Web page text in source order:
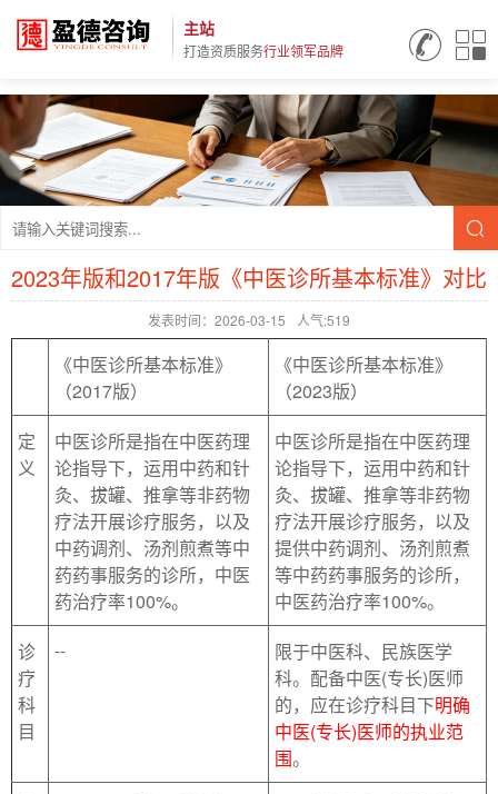
主站
打造资质服务行业领军品牌
2023年版和2017年版《中医诊所基本标准》对比
发表时间：2026-03-15 人气:519
《中医诊所基本标准》
（2017版）
《中医诊所基本标准》
（2023版）
定
义
中医诊所是指在中医药理
论指导下，运用中药和针
灸、拔罐、推拿等非药物
疗法开展诊疗服务，以及
中药调剂、汤剂煎煮等中
药药事服务的诊所，中医
药治疗率100%。
中医诊所是指在中医药理
论指导下，运用中药和针
灸、拔罐、推拿等非药物
疗法开展诊疗服务，以及
提供中药调剂、汤剂煎煮
等中药药事服务的诊所，
中医药治疗率100%。
诊
疗
科
目
--
限于中医科、民族医学
科。配备中医(专长)医师
的，应在诊疗科目下明确
中医(专长)医师的执业范
围。